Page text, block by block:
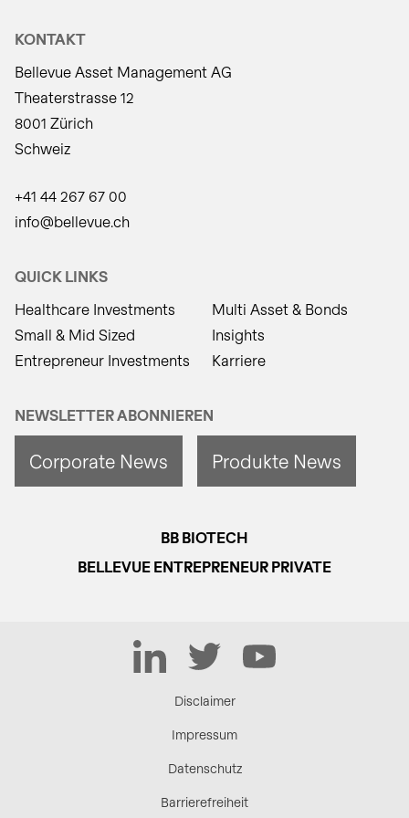
KONTAKT
Bellevue Asset Management AG
Theaterstrasse 12
8001 Zürich
Schweiz
+41 44 267 67 00
info@bellevue.ch
QUICK LINKS
Healthcare Investments
Small & Mid Sized
Entrepreneur Investments
Multi Asset & Bonds
Insights
Karriere
NEWSLETTER ABONNIEREN
Corporate News Produkte News
BB BIOTECH
BELLEVUE ENTREPRENEUR PRIVATE
LinkedIn Twitter YouTube
Disclaimer
Impressum
Datenschutz
Barrierefreiheit